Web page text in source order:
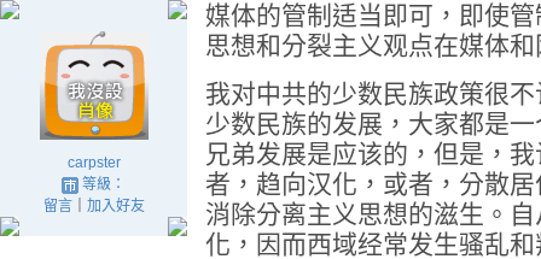
carpster
等級：
留言｜ 加入好友
媒体的管制适当即可，即使
思想和分裂主义观点在媒体
我对中共的少数民族政策很
少数民族的发展，大家都是
兄弟发展是应该的，但是，
者，趋向汉化，或者，分散
消除分离主义思想的滋生。
化，因而西域经常发生骚乱